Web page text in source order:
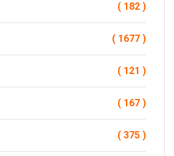
( 182 )
( 1677 )
( 121 )
( 167 )
( 375 )